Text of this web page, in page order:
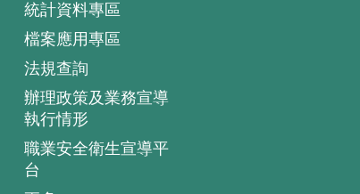
統計資料專區
檔案應用專區
法規查詢
辦理政策及業務宣導
執行情形
職業安全衛生宣導平
台